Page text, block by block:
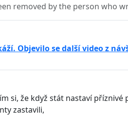
removed by the person who
Objevilo se další video z
si, že když stát nastaví
zastavili,